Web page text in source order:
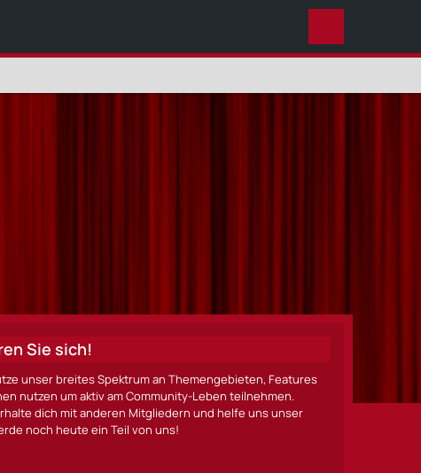
Sie sich!
unser breites Spektrum an Themengebieten, Features
nutzen um aktiv am Community-Leben teilnehmen.
dich mit anderen Mitgliedern und helfe uns unser
noch heute ein Teil von uns!